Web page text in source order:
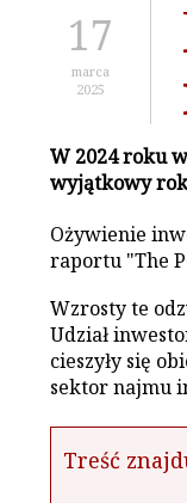
17
marca
2025
W 2024 roku
wyjątkowy
Ożywienie
raportu "The
Wzrosty te
Udział
cieszyły się
sektor najmu
Treść